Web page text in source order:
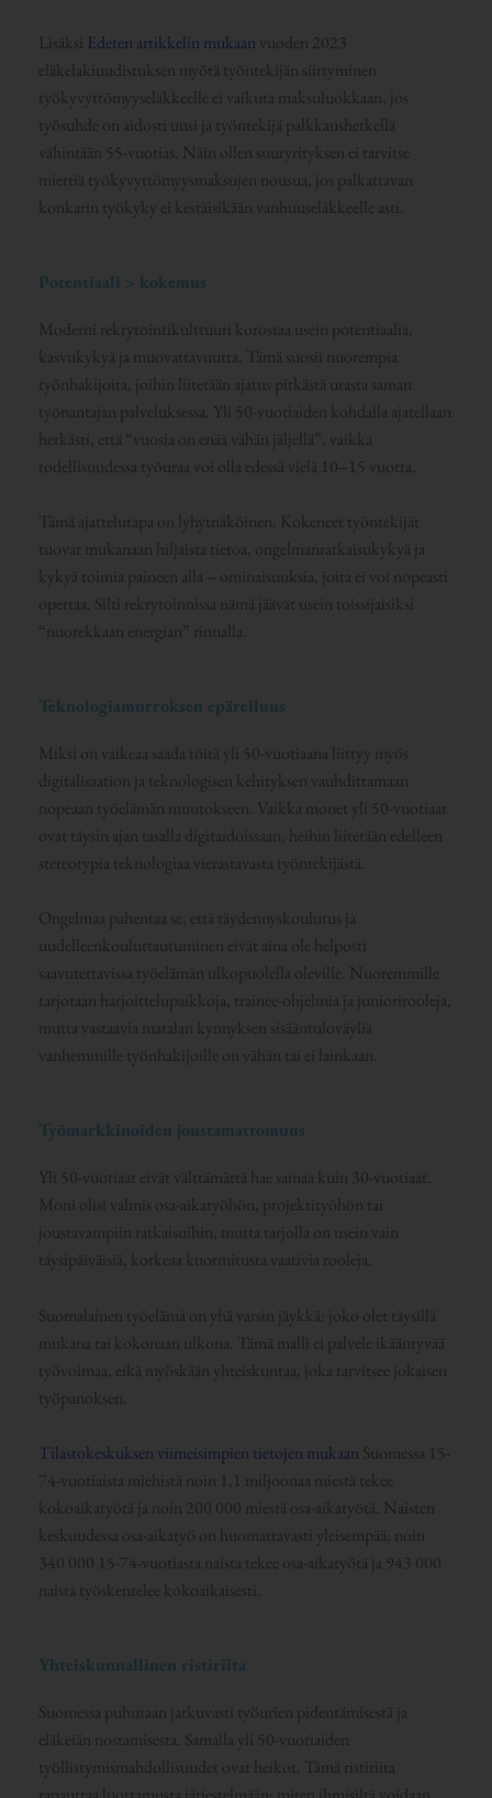
Lisäksi Edeten artikkelin mukaan vuoden 2023
eläkelakiuudistuksen myötä työntekijän siirtyminen
työkyvyttömyyseläkkeelle ei vaikuta maksuluokkaan, jos
työsuhde on aidosti uusi ja työntekijä palkkaushetkellä
vähintään 55-vuotias. Näin ollen suuryrityksen ei tarvitse
miettiä työkyvyttömyysmaksujen nousua, jos palkattavan
konkarin työkyky ei kestäisikään vanhuuseläkkeelle asti.
Potentiaali > kokemus
Moderni rekrytointikulttuuri korostaa usein potentiaalia,
kasvukykyä ja muovattavuutta. Tämä suosii nuorempia
työnhakijoita, joihin liitetään ajatus pitkästä urasta saman
työnantajan palveluksessa. Yli 50-vuotiaiden kohdalla ajatellaan
herkästi, että “vuosia on enää vähän jäljellä”, vaikka
todellisuudessa työuraa voi olla edessä vielä 10–15 vuotta.
Tämä ajattelutapa on lyhytnäköinen. Kokeneet työntekijät
tuovat mukanaan hiljaista tietoa, ongelmanratkaisukykyä ja
kykyä toimia paineen alla – ominaisuuksia, joita ei voi nopeasti
opettaa. Silti rekrytoinnissa nämä jäävät usein toissijaisiksi
“nuorekkaan energian” rinnalla.
Teknologiamurroksen epäreiluus
Miksi on vaikeaa saada töitä yli 50-vuotiaana liittyy myös
digitalisaation ja teknologisen kehityksen vauhdittamaan
nopeaan työelämän muutokseen. Vaikka monet yli 50-vuotiaat
ovat täysin ajan tasalla digitaidoissaan, heihin liitetään edelleen
stereotypia teknologiaa vierastavasta työntekijästä.
Ongelmaa pahentaa se, että täydennyskoulutus ja
uudelleenkouluttautuminen eivät aina ole helposti
saavutettavissa työelämän ulkopuolella oleville. Nuoremmille
tarjotaan harjoittelupaikkoja, trainee-ohjelmia ja juniorirooleja,
mutta vastaavia matalan kynnyksen sisääntuloväyliä
vanhemmille työnhakijoille on vähän tai ei lainkaan.
Työmarkkinoiden joustamattomuus
Yli 50-vuotiaat eivät välttämättä hae samaa kuin 30-vuotiaat.
Moni olisi valmis osa-aikatyöhön, projektityöhön tai
joustavampiin ratkaisuihin, mutta tarjolla on usein vain
täysipäiväisiä, korkeaa kuormitusta vaativia rooleja.
Suomalainen työelämä on yhä varsin jäykkä: joko olet täysillä
mukana tai kokonaan ulkona. Tämä malli ei palvele ikääntyvää
työvoimaa, eikä myöskään yhteiskuntaa, joka tarvitsee jokaisen
työpanoksen.
Tilastokeskuksen viimeisimpien tietojen mukaan Suomessa 15-
74-vuotiaista miehistä noin 1,1 miljoonaa miestä tekee
kokoaikatyötä ja noin 200 000 miestä osa-aikatyötä. Naisten
keskuudessa osa-aikatyö on huomattavasti yleisempää; noin
340 000 15-74-vuotiasta naista tekee osa-aikatyötä ja 943 000
naista työskentelee kokoaikaisesti.
Yhteiskunnallinen ristiriita
Suomessa puhutaan jatkuvasti työurien pidentämisestä ja
eläkeiän nostamisesta. Samalla yli 50-vuotiaiden
työllistymismahdollisuudet ovat heikot. Tämä ristiriita